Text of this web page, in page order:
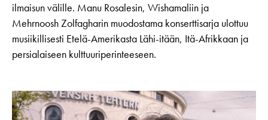
ilmaisun välille. Manu Rosalesin, Wishamaliin ja
Mehrnoosh Zolfagharin muodostama konserttisarja ulottuu
musiikillisesti Etelä-Amerikasta Lähi-itään, Itä-Afrikkaan ja
persialaiseen kulttuuriperinteeseen.